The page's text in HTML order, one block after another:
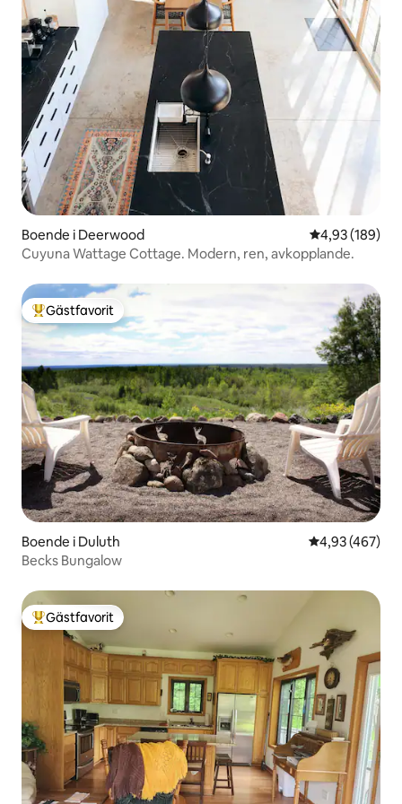
Boende i Deerwood 4,93 av 5 i
4,93 (189)
Cuyuna Wattage Cottage. Modern, ren, avkopplande.
Populär gästfavorit
Gästfavorit
Boende i Duluth 4,93 av 5 i
4,93 (467)
Becks Bungalow
Populär gästfavorit
Gästfavorit